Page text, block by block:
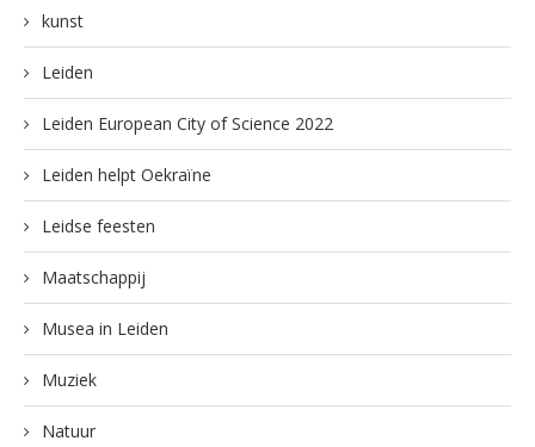
kunst
Leiden
Leiden European City of Science 2022
Leiden helpt Oekraïne
Leidse feesten
Maatschappij
Musea in Leiden
Muziek
Natuur